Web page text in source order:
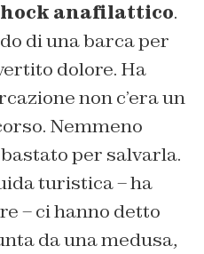
anafilattico.
di una barca per
dolore. Ha
non c’era un
Nemmeno
per salvarla.
turistica – ha
– ci hanno detto
da una medusa,